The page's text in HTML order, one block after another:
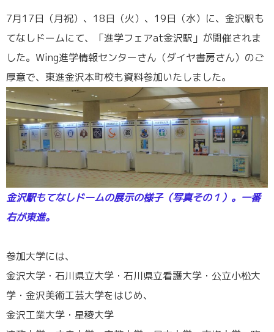
7月17日（月祝）、18日（火）、19日（水）に、金沢駅も
てなしドームにて、「進学フェアat金沢駅」が開催されま
した。Wing進学情報センターさん（ダイヤ書房さん）のご
厚意で、東進金沢本町校も資料参加いたしました。
金沢駅もてなしドームの展示の様子（写真その１）。一番
右が東進。
参加大学には、
金沢大学・石川県立大学・石川県立看護大学・公立小松大
学・金沢美術工芸大学をはじめ、
金沢工業大学・星稜大学